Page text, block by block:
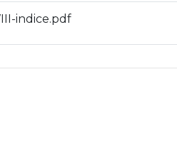
indice.pdf